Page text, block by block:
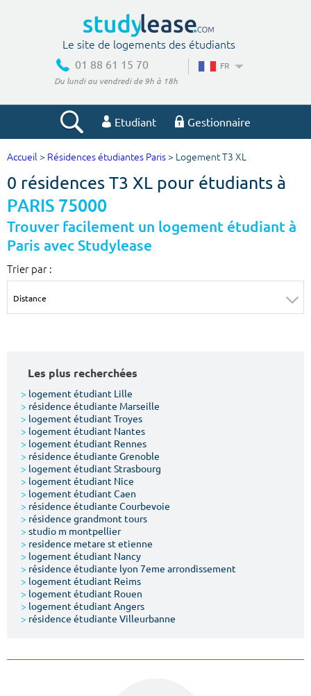
Le site de logements des étudiants
01 88 61 15 70
Du lundi au vendredi de 9h à 18h
FR
Etudiant Gestionnaire
Votre recherche
Ville, école
Type de location
Votre date d'entrée
Accueil > Résidences étudiantes Paris > Logement T3 XL
0 résidences T3 XL pour étudiants à
PARIS 75000
Trouver facilement un logement étudiant à
Paris avec Studylease
Trier par :
Les plus recherchées
> logement étudiant Lille
> résidence étudiante Marseille
> logement étudiant Troyes
> logement étudiant Nantes
> logement étudiant Rennes
> résidence étudiante Grenoble
> logement étudiant Strasbourg
> logement étudiant Nice
> logement étudiant Caen
> résidence étudiante Courbevoie
> résidence grandmont tours
> studio m montpellier
> residence metare st etienne
> logement étudiant Nancy
> résidence étudiante lyon 7eme arrondissement
> logement étudiant Reims
> logement étudiant Rouen
> logement étudiant Angers
> résidence étudiante Villeurbanne